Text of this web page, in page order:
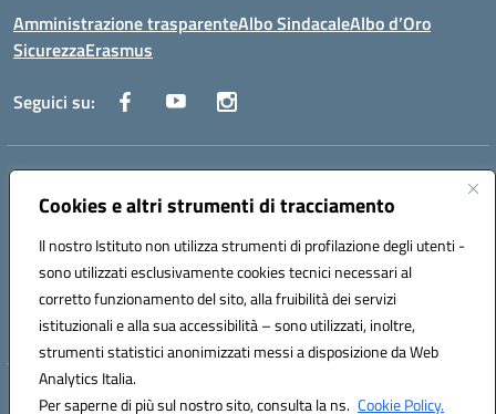
Cookies e altri strumenti di tracciamento
Il nostro Istituto non utilizza strumenti di profilazione degli utenti -
sono utilizzati esclusivamente cookies tecnici necessari al
corretto funzionamento del sito, alla fruibilità dei servizi
istituzionali e alla sua accessibilità – sono utilizzati, inoltre,
strumenti statistici anonimizzati messi a disposizione da Web
Analytics Italia.
Per saperne di più sul nostro sito, consulta la ns. Cookie Policy.
Amministrazione trasparenteAlbo SindacaleAlbo d’Oro
SicurezzaErasmus
Seguici su:
Indirizzo:
Centralino:0885.426034 Email:FGTD02000P@istruzione.it
Codice fiscale: 81002930717
Codice meccanografico:
FGTD02000P
Codice unico di fatturazione (CUF): UFUN7Y
Hosting & Powered by 3D Solution S.r.l.